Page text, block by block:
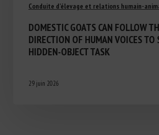
Conduite d'élevage et relations humain-
DOMESTIC GOATS CAN FOLLOW
DIRECTION OF HUMAN VOICES TO
HIDDEN-OBJECT TASK
29 juin 2026